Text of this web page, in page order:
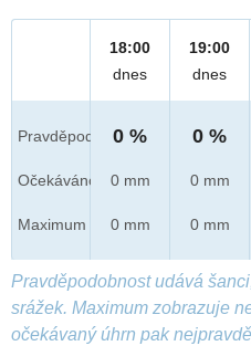
Pravděpod.
Očekáváno
Maximum
18:00
dnes
0 %
0 mm
0 mm
19:00
dnes
0 %
0 mm
0 mm
Pravděpodobnost udává
srážek. Maximum zobrazuje
očekávaný úhrn pak